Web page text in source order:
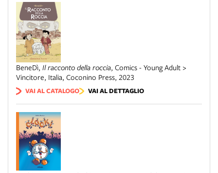
BeneDì, Il racconto della roccia, Comics - Young Adult >
Vincitore, Italia, Coconino Press, 2023
VAI AL CATALOGO VAI AL DETTAGLIO